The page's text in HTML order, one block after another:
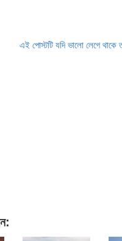
এই পোস্টটি যদি ভালো লেগে